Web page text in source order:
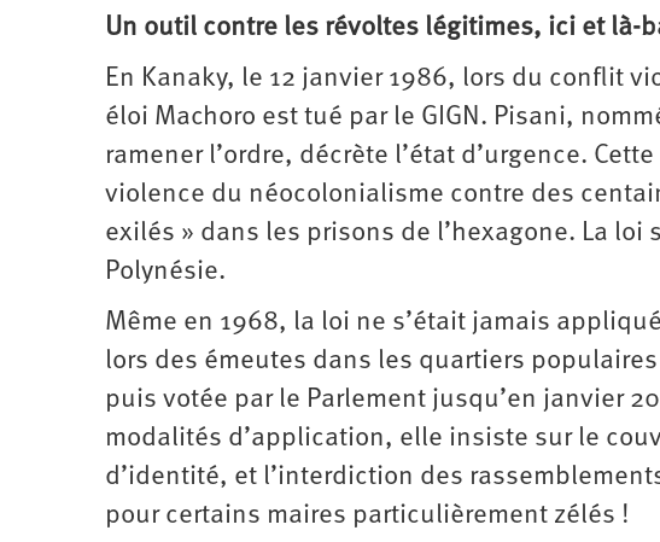
Un outil contre les révoltes légitimes, ici et là-
En Kanaky, le 12 janvier 1986, lors du conflit
éloi Machoro est tué par le GIGN. Pisani,
ramener l’ordre, décrète l’état d’urgence.
violence du néocolonialisme contre des
exilés » dans les prisons de l’hexagone. La loi
Polynésie.
Même en 1968, la loi ne s’était jamais
lors des émeutes dans les quartiers
puis votée par le Parlement jusqu’en janvier
modalités d’application, elle insiste sur le
d’identité, et l’interdiction des
pour certains maires particulièrement zélés !